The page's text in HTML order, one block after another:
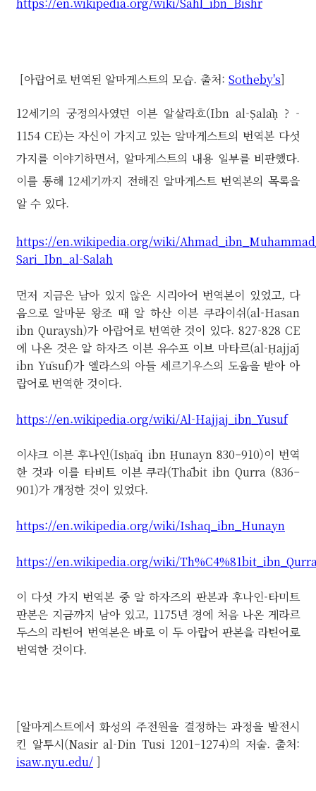
[아랍어로 번역된 알마게스트의 모습. 출처: Sotheby's]
12세기의 궁정의사였던 이븐 알살라흐(Ibn al-Ṣalāḥ ? -
1154 CE)는 자신이 가지고 있는 알마게스트의 번역본 다섯
가지를 이야기하면서, 알마게스트의 내용 일부를 비판했다.
이를 통해 12세기까지 전해진 알마게스트 번역본의 목록을
알 수 있다.
https://en.wikipedia.org/wiki/
Sari_Ibn_al-Salah
먼저 지금은 남아 있지 않은 시리아어 번역본이 있었고, 다
음으로 알마문 왕조 때 알 하산 이븐 쿠라이쉬(al-Hasan
ibn Quraysh)가 아랍어로 번역한 것이 있다. 827-828 CE
에 나온 것은 알 하자즈 이븐 유수프 이브 마타르(al-Ḥajjāj
ibn Yūsuf)가 엘라스의 아들 세르기우스의 도움을 받아 아
랍어로 번역한 것이다.
https://en.wikipedia.org/wiki/Al-Hajjaj_ibn_Yusuf
이샤크 이븐 후나인(Isḥāq ibn Ḥunayn 830–910)이 번역
한 것과 이를 타비트 이븐 쿠라(Thābit ibn Qurra (836–
901)가 개정한 것이 있었다.
https://en.wikipedia.org/wiki/Ishaq_ibn_Hunayn
https://en.wikipedia.org/wiki/
이 다섯 가지 번역본 중 알 하자즈의 판본과 후나인-타미트
판본은 지금까지 남아 있고, 1175년 경에 처음 나온 게라르
두스의 라틴어 번역본은 바로 이 두 아랍어 판본을 라틴어로
번역한 것이다.
[알마게스트에서 화성의 주전원을 결정하는 과정을 발전시
킨 알투시(Nasir al-Din Tusi 1201–1274)의 저술. 출처:
isaw.nyu.edu/ ]